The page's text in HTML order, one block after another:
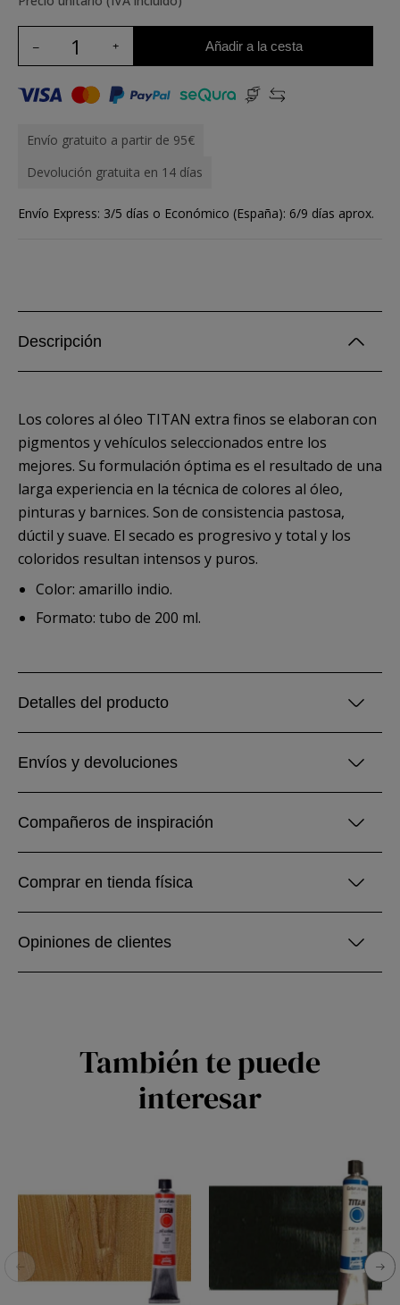
Añadir a la cesta
Envío gratuito a partir de 95€
Devolución gratuita en 14 días
Envío Express: 3/5 días o Económico (España): 6/9 días aprox.
Descripción
Los colores al óleo TITAN extra finos se elaboran con
pigmentos y vehículos seleccionados entre los
mejores. Su formulación óptima es el resultado de una
larga experiencia en la técnica de colores al óleo,
pinturas y barnices. Son de consistencia pastosa,
dúctil y suave. El secado es progresivo y total y los
coloridos resultan intensos y puros.
Color: amarillo indio.
Formato: tubo de 200 ml.
Detalles del producto
Envíos y devoluciones
Compañeros de inspiración
Comprar en tienda física
Opiniones de clientes
También te puede
interesar